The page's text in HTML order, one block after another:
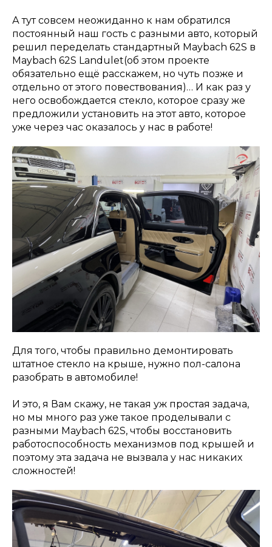
А тут совсем неожиданно к нам обратился
постоянный наш гость с разными авто, который
решил переделать стандартный Maybach 62S в
Maybach 62S Landulet(об этом проекте
обязательно ещё расскажем, но чуть позже и
отдельно от этого повествования)… И как раз у
него освобождается стекло, которое сразу же
предложили установить на этот авто, которое
уже через час оказалось у нас в работе!
Для того, чтобы правильно демонтировать
штатное стекло на крыше, нужно пол-салона
разобрать в автомобиле!
И это, я Вам скажу, не такая уж простая задача,
но мы много раз уже такое проделывали с
разными Maybach 62S, чтобы восстановить
работоспособность механизмов под крышей и
поэтому эта задача не вызвала у нас никаких
сложностей!